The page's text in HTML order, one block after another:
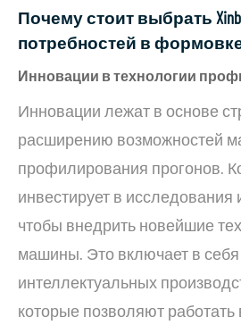
Почему стоит выбрать
потребностей в
Инновации в технологии
Инновации лежат в основе
расширению возможностей
профилирования прогонов.
инвестирует в исследования
чтобы внедрить новейшие
машины. Это включает в
интеллектуальных
которые позволяют